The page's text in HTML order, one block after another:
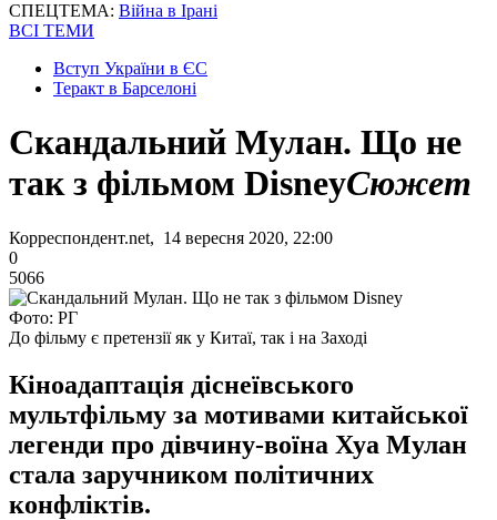
СПЕЦТЕМА: Війна в Ірані
ВСІ ТЕМИ
Вступ України в ЄС
Теракт в Барселоні
Скандальний Мулан. Що не
так з фільмом DisneyСюжет
Корреспондент.net, 14 вересня 2020, 22:00
0
5066
Фото: РГ
До фільму є претензії як у Китаї, так і на Заході
Кіноадаптація діснеївського
мультфільму за мотивами китайської
легенди про дівчину-воїна Хуа Мулан
стала заручником політичних
конфліктів.